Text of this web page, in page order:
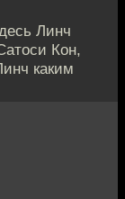
Линч
Кон,
каким